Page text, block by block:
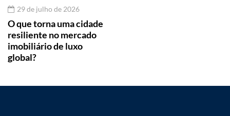
29 de julho de 2026
O que torna uma cidade
resiliente no mercado
imobiliário de luxo
global?